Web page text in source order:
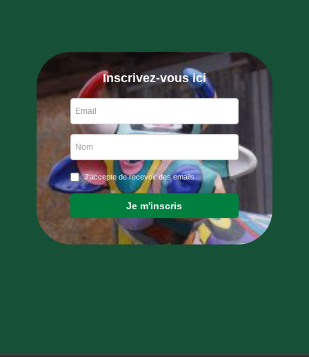
Inscrivez-vous ici
J'accepte de recevoir des emails
Je m'inscris